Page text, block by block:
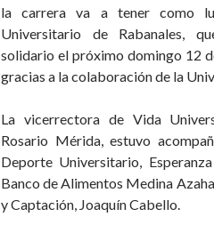
la carrera va a tener como
Universitario de Rabanales,
solidario el próximo domingo 12
gracias a la colaboración de la
La vicerrectora de Vida
Rosario Mérida, estuvo
Deporte Universitario,
Banco de Alimentos Medina
y Captación, Joaquín Cabello.